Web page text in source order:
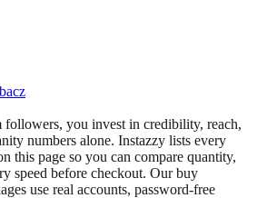
followers, you invest in credibility, reach,
numbers alone. Instazzy lists every
this page so you can compare quantity,
speed before checkout. Our buy
use real accounts, password-free